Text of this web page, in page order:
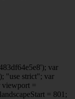
var
"use strict"; var
viewport =
= 801;